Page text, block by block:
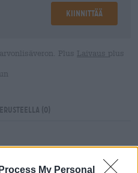
My Personal
Kiinnittää
Plus Laivaus plus
(0)
ovat saavuttaneet